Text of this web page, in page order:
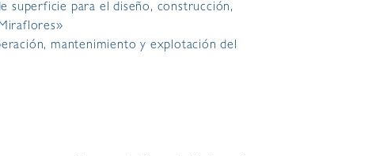
superficie para el diseño, construcción,
mantenimiento y explotación del